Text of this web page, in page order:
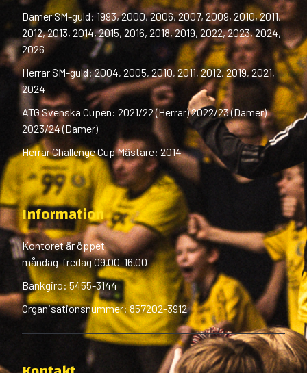
Damer SM-guld: 1993, 2000, 2006, 2007, 2009, 2010, 2011,
2012, 2013, 2014, 2015, 2016, 2018, 2019, 2022, 2023, 2024,
2026
Herrar SM-guld: 2004, 2005, 2010, 2011, 2012, 2019, 2021,
2024
ATG Svenska Cupen: 2021/22 (Herrar) 2022/23 (Damer)
2023/24 (Damer)
Herrar Challenge Cup Mästare: 2014
Information
Kontoret är öppet
måndag-fredag 09.00-16.00
Bankgiro: 5455-3144
Organisationsnummer: 857202-3912